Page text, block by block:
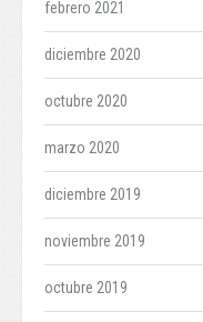
febrero 2021
diciembre 2020
octubre 2020
marzo 2020
diciembre 2019
noviembre 2019
octubre 2019